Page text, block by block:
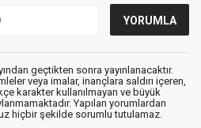
geçtikten sonra yayınlanacaktır.
veya imalar, inançlara saldırı içeren,
karakter kullanılmayan ve büyük
Yapılan yorumlardan
hiçbir şekilde sorumlu tutulamaz.